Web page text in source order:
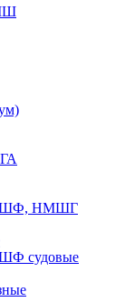
НМШГ
судовые